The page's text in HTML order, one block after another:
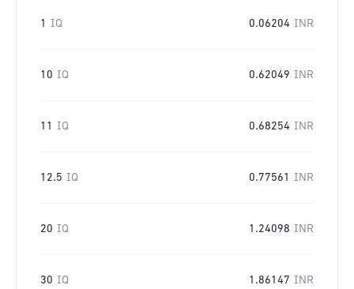
1 IQ 0.06204 INR
10 IQ 0.62049 INR
11 IQ 0.68254 INR
12.5 IQ 0.77561 INR
20 IQ 1.24098 INR
30 IQ 1.86147 INR